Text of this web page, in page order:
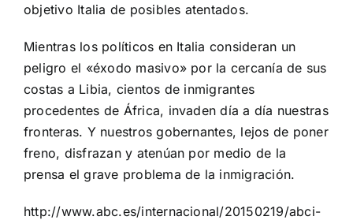
objetivo Italia de posibles atentados.
Mientras los políticos en Italia consideran un
peligro el «éxodo masivo» por la cercanía de sus
costas a Libia, cientos de inmigrantes
procedentes de África, invaden día a día nuestras
fronteras. Y nuestros gobernantes, lejos de poner
freno, disfrazan y atenúan por medio de la
prensa el grave problema de la inmigración.
http://www.abc.es/internacional/20150219/abci-